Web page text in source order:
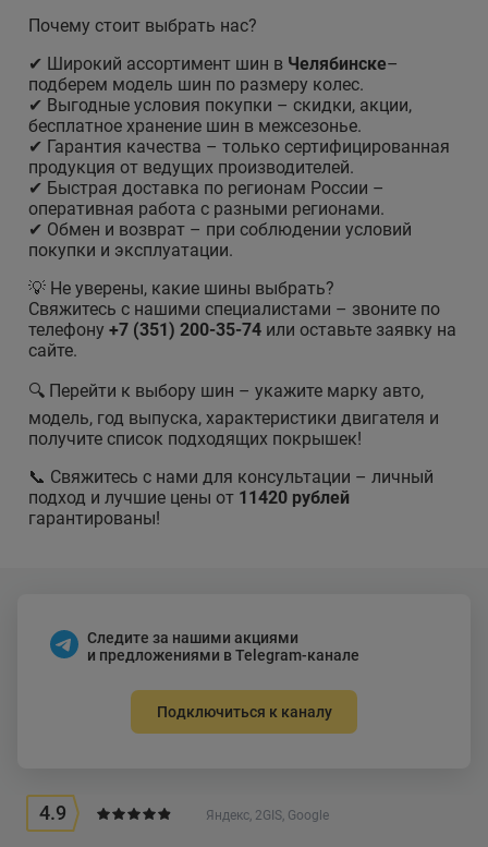
Почему стоит выбрать нас?
✔ Широкий ассортимент шин в Челябинске–
подберем модель шин по размеру колес.
✔ Выгодные условия покупки – скидки, акции,
бесплатное хранение шин в межсезонье.
✔ Гарантия качества – только сертифицированная
продукция от ведущих производителей.
✔ Быстрая доставка по регионам России –
оперативная работа с разными регионами.
✔ Обмен и возврат – при соблюдении условий
покупки и эксплуатации.
💡 Не уверены, какие шины выбрать?
Свяжитесь с нашими специалистами – звоните по
телефону +7 (351) 200-35-74 или оставьте заявку на
сайте.
🔍 Перейти к выбору шин – укажите марку авто,
модель, год выпуска, характеристики двигателя и
получите список подходящих покрышек!
📞 Свяжитесь с нами для консультации – личный
подход и лучшие цены от 11420 рублей
гарантированы!
Следите за нашими акциями
и предложениями в Telegram-канале
Подключиться к каналу
4.9 Яндекс, 2GIS, Google